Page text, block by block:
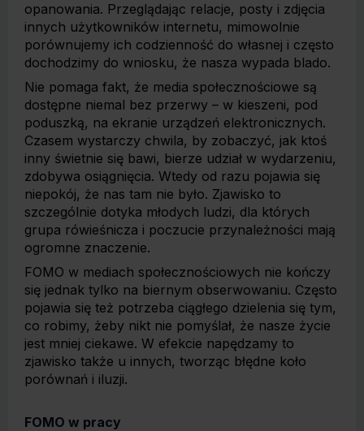
opanowania. Przeglądając relacje, posty i zdjęcia
innych użytkowników internetu, mimowolnie
porównujemy ich codzienność do własnej i często
dochodzimy do wniosku, że nasza wypada blado.
Nie pomaga fakt, że media społecznościowe są
dostępne niemal bez przerwy – w kieszeni, pod
poduszką, na ekranie urządzeń elektronicznych.
Czasem wystarczy chwila, by zobaczyć, jak ktoś
inny świetnie się bawi, bierze udział w wydarzeniu,
zdobywa osiągnięcia. Wtedy od razu pojawia się
niepokój, że nas tam nie było. Zjawisko to
szczególnie dotyka młodych ludzi, dla których
grupa rówieśnicza i poczucie przynależności mają
ogromne znaczenie.
FOMO w mediach społecznościowych nie kończy
się jednak tylko na biernym obserwowaniu. Często
pojawia się też potrzeba ciągłego dzielenia się tym,
co robimy, żeby nikt nie pomyślał, że nasze życie
jest mniej ciekawe. W efekcie napędzamy to
zjawisko także u innych, tworząc błędne koło
porównań i iluzji.
FOMO w pracy